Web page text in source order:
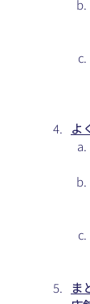
よ
ま